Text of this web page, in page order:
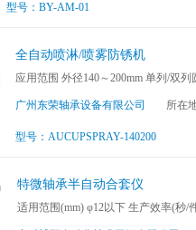
型号：BY-AM-01
全自动喷淋/喷雾防锈机
应用范围 外径140～200mm 单列/双
广州东荣轴承设备有限公司 所在
型号：AUCUPSPRAY-140200
特微轴承半自动合套仪
适用范围(mm) φ12以下 生产效率(秒/